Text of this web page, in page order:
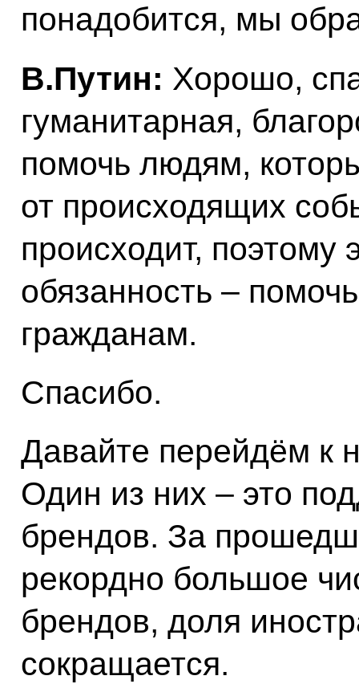
понадобится, мы
В.Путин: Хорошо,
гуманитарная,
помочь людям,
от происходящих
происходит, поэтому
обязанность –
гражданам.
Спасибо.
Давайте перейдём к
Один из них – это
брендов. За
рекордно большое
брендов, доля
сокращается.